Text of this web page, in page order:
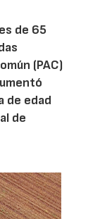
de 65
(PAC)
de edad
de